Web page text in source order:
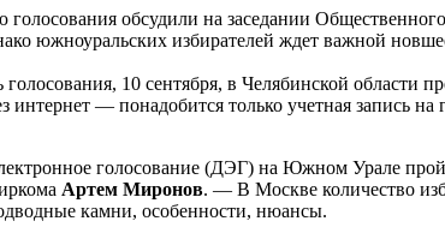
обсудили на заседании
южноуральских избирателей ждет важной
10 сентября, в Челябинской области
интернет — понадобится только учетная запись
голосование (ДЭГ) на Южном Урале
Артем Миронов. — В Москве количество
камни, особенности, нюансы.